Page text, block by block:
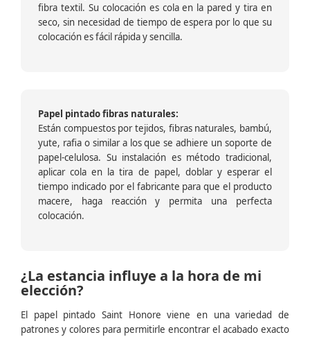
fibra textil. Su colocación es cola en la pared y tira en
seco, sin necesidad de tiempo de espera por lo que su
colocación es fácil rápida y sencilla.
Papel pintado fibras naturales:
Están compuestos por tejidos, fibras naturales, bambú,
yute, rafia o similar a los que se adhiere un soporte de
papel-celulosa. Su instalación es método tradicional,
aplicar cola en la tira de papel, doblar y esperar el
tiempo indicado por el fabricante para que el producto
macere, haga reacción y permita una perfecta
colocación.
¿La estancia influye a la hora de mi
elección?
El papel pintado Saint Honore viene en una variedad de
patrones y colores para permitirle encontrar el acabado exacto